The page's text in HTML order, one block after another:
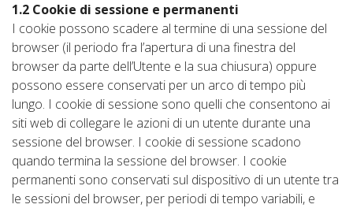
1.2 Cookie di sessione e permanenti
I cookie possono scadere al termine di una sessione del
browser (il periodo fra l’apertura di una finestra del
browser da parte dell’Utente e la sua chiusura) oppure
possono essere conservati per un arco di tempo più
lungo. I cookie di sessione sono quelli che consentono ai
siti web di collegare le azioni di un utente durante una
sessione del browser. I cookie di sessione scadono
quando termina la sessione del browser. I cookie
permanenti sono conservati sul dispositivo di un utente tra
le sessioni del browser, per periodi di tempo variabili, e